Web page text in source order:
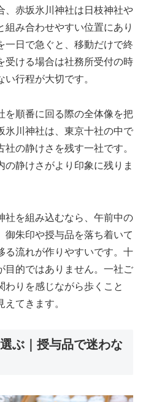
、赤坂氷川神社は日枝神社や
み合わせやすい位置にあり
一日で急ぐと、移動だけで終
受ける場合は社務所受付の時
行程が大切です。
を順番に回る際の全体像を把
氷川神社は、東京十社の中で
の静けさを残す一社です。
の静けさがより印象に残りま
社を組み込むなら、午前中の
御朱印や授与品を落ち着いて
る流れが作りやすいです。十
目的ではありません。一社ご
わりを感じながら歩くこと
てきます。
ぶ｜授与品で迷わな